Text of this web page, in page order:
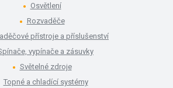
Osvětlení
Rozvaděče
přístroje a příslušenství
vypínače a zásuvky
Světelné zdroje
Topné a chladící systémy